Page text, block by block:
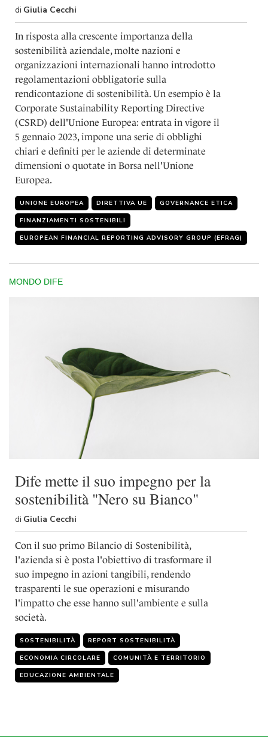
di Giulia Cecchi
In risposta alla crescente importanza della
sostenibilità aziendale, molte nazioni e
organizzazioni internazionali hanno introdotto
regolamentazioni obbligatorie sulla
rendicontazione di sostenibilità. Un esempio è la
Corporate Sustainability Reporting Directive
(CSRD) dell'Unione Europea: entrata in vigore il
5 gennaio 2023, impone una serie di obblighi
chiari e definiti per le aziende di determinate
dimensioni o quotate in Borsa nell'Unione
Europea.
UNIONE EUROPEA DIRETTIVA UE GOVERNANCE ETICA
FINANZIAMENTI SOSTENIBILI
EUROPEAN FINANCIAL REPORTING ADVISORY GROUP (EFRAG)
MONDO DIFE
Dife mette il suo impegno per la
sostenibilità "Nero su Bianco"
di Giulia Cecchi
Con il suo primo Bilancio di Sostenibilità,
l'azienda si è posta l'obiettivo di trasformare il
suo impegno in azioni tangibili, rendendo
trasparenti le sue operazioni e misurando
l'impatto che esse hanno sull'ambiente e sulla
società.
SOSTENIBILITÀ REPORT SOSTENIBILITÀ
ECONOMIA CIRCOLARE COMUNITÀ E TERRITORIO
EDUCAZIONE AMBIENTALE